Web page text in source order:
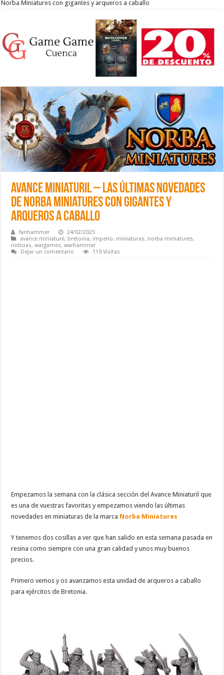
Norba Miniatures con gigantes y arqueros a caballo
Avance Miniaturil – Las últimas novedades
de Norba Miniatures con gigantes y
arqueros a caballo
fanhammer
24/02/2025
avance miniaturil, bretonia, imperio, miniaturas, norba miniatures,
noticias,wargames,warhammer
Dejar un comentario
119 Visitas
Empezamos la semana con la clásica sección del Avance Miniaturil que
es una de vuestras favoritas y empezamos viendo las últimas
novedades en miniaturas de la marca Norba Miniatures
Y tenemos dos cosillas a ver que han salido en esta semana pasada en
resina como siempre con una gran calidad y unos muy buenos
precios.
Primero vemos y os avanzamos esta unidad de arqueros a caballo
para ejércitos de Bretonia.